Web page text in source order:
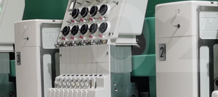
光绣花机,电热丝绣花机,盘带绣花机
宝轮绣花机欢迎你的光临
高速智能绣花机专业制造
商
02